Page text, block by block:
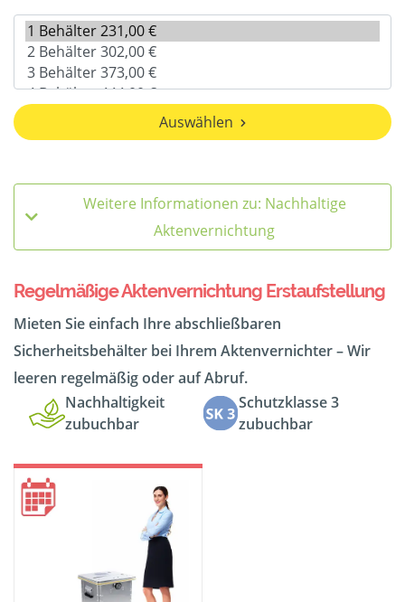
Auswählen
Weitere Informationen zu: Nachhaltige
Aktenvernichtung
Regelmäßige Aktenvernichtung Erstaufstellung
Mieten Sie einfach Ihre abschließbaren
Sicherheitsbehälter bei Ihrem Aktenvernichter – Wir
leeren regelmäßig oder auf Abruf.
Nachhaltigkeit
zubuchbar
Schutzklasse 3
zubuchbar